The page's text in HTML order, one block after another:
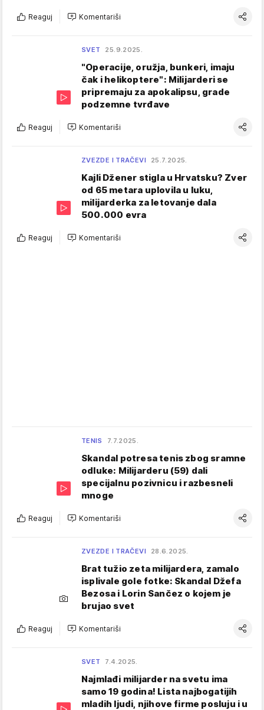
Reaguj Komentariši
SVET 25.9.2025.
"Operacije, oružja, bunkeri, imaju
čak i helikoptere": Milijarderi se
pripremaju za apokalipsu, grade
podzemne tvrđave
Reaguj Komentariši
ZVEZDE I TRAČEVI 25.7.2025.
Kajli Džener stigla u Hrvatsku? Zver
od 65 metara uplovila u luku,
milijarderka za letovanje dala
500.000 evra
Reaguj Komentariši
TENIS 7.7.2025.
Skandal potresa tenis zbog sramne
odluke: Milijarderu (59) dali
specijalnu pozivnicu i razbesneli
mnoge
Reaguj Komentariši
ZVEZDE I TRAČEVI 28.6.2025.
Brat tužio zeta milijardera, zamalo
isplivale gole fotke: Skandal Džefa
Bezosa i Lorin Sančez o kojem je
brujao svet
Reaguj Komentariši
SVET 7.4.2025.
Najmlađi milijarder na svetu ima
samo 19 godina! Lista najbogatijih
mladih ljudi, njihove firme posluju i u